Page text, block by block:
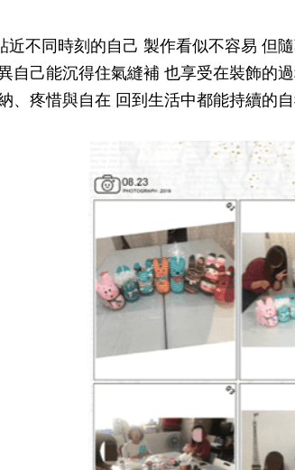
近不同時刻的自己 製作看似不容易 但
自己能沉得住氣縫補 也享受在裝飾的
、疼惜與自在 回到生活中都能持續的